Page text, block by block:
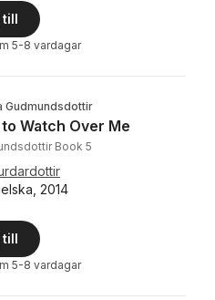
till
5-8 vardagar
Gudmundsdottir
Watch Over Me
Book 5
2014
till
5-8 vardagar